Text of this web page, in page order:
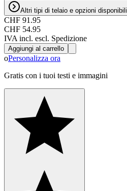
Altri tipi di telaio e opzioni disponibili
CHF 91.95
CHF 54.95
IVA incl. escl. Spedizione
Aggiungi al carrello
oPersonalizza ora
Gratis con i tuoi testi e immagini